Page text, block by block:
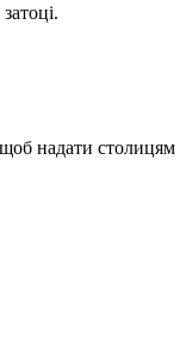
столицям